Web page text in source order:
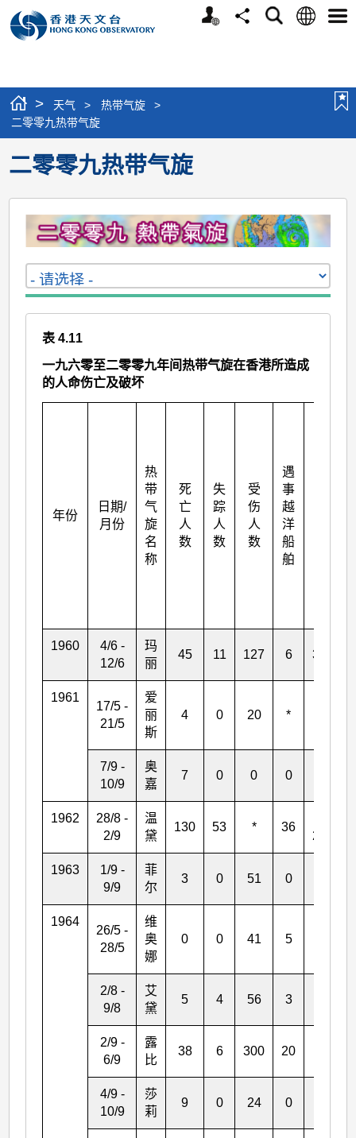
个
分
搜
语
选
> 天气 > 热带气旋
>
二零零九热带气旋
二零零九热带气旋
表 4.11
一九六零至二零零九年间热带气旋在香港所造成
的人命伤亡及破坏
年份
日期/
月份
热
带
气
旋
名
称
死
亡
人
数
失
踪
人
数
受
伤
人
数
遇
事
越
洋
船
舶
1960
4/6 -
12/6
玛
丽
45 11 127 6 352
1961
17/5 -
21/5
爱
丽
斯
4 0 20 *
7/9 -
10/9
奥
嘉
7 0 0 0
1962
28/8 -
2/9
温
黛
130 53 * 36
297
1963
1/9 -
9/9
菲
尔
3 0 51 0
1964
26/5 -
28/5
维
奥
娜
0 0 41 5
2/8 -
9/8
艾
黛
5 4 56 3
2/9 -
6/9
露
比
38 6 300 20
4/9 -
10/9
莎
莉
9 0 24 0